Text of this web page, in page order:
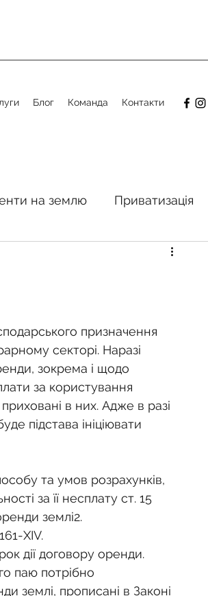
Блог Команда Контакти
на землю Приватизація
місцевого самоврядування
Військова служба
меж земельної ділянки
питання у воєнний час
призначення
секторі. Наразі
зокрема і щодо
за користування
в них. Адже в разі
підстава ініціювати
та умов розрахунків,
за її несплату ст. 15
землі2.
XIV.
дії договору оренди.
паю потрібно
землі, прописані в Законі